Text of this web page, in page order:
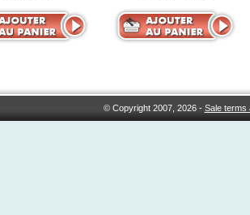
© Copyright 2007, 2026 - Sale terms